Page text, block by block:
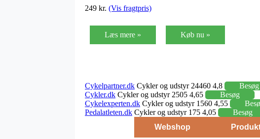
249 kr. (Vis fragtpris)
Læs mere » Køb nu »
Cykelpartner.dk Cykler og udstyr 24460 4,8
Besøg
Cykler.dk Cykler og udstyr 2505 4,65
Besøg
Cykelexperten.dk Cykler og udstyr 1560 4,55
Pedalatleten.dk Cykler og udstyr 175 4,05
Besøg
Webshop